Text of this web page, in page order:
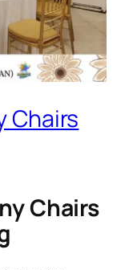
Chairs
Chairs